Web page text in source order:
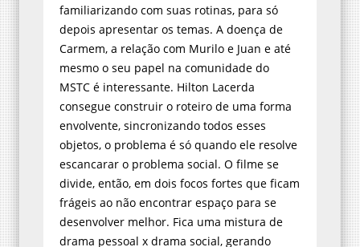
familiarizando com suas rotinas, para só
depois apresentar os temas. A doença de
Carmem, a relação com Murilo e Juan e até
mesmo o seu papel na comunidade do
MSTC é interessante. Hilton Lacerda
consegue construir o roteiro de uma forma
envolvente, sincronizando todos esses
objetos, o problema é só quando ele resolve
escancarar o problema social. O filme se
divide, então, em dois focos fortes que ficam
frágeis ao não encontrar espaço para se
desenvolver melhor. Fica uma mistura de
drama pessoal x drama social, gerando